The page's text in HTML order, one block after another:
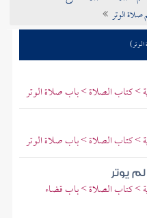
الوتر
> كتاب الصلاة > باب صلاة الوتر
> كتاب الصلاة > باب صلاة الوتر
يوتر
> كتاب الصلاة > باب قضاء